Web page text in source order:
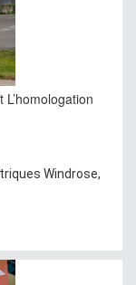
Windrose,